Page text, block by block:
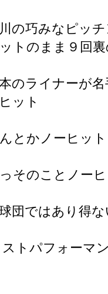
の巧みなピッ
トのまま９回
のライナーが
ット
とかノーヒッ
そのことノー
団ではあり得
ストパフォーマ